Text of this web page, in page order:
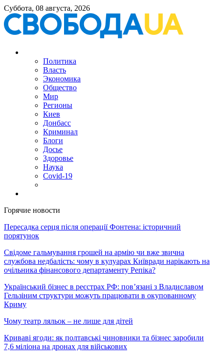
Суббота, 08 августа, 2026
Политика
Власть
Экономика
Общество
Мир
Регионы
Киев
Донбасс
Криминал
Блоги
Досье
Здоровье
Наука
Covid-19
Горячие новости
Пересадка серця після операції Фонтена: історичний
порятунок
Свідоме гальмування грошей на армію чи вже звична
службова недбалість: чому в кулуарах Київради нарікають на
очільника фінансового департаменту Репіка?
Український бізнес в реєстрах РФ: пов’язані з Владиславом
Гельзіним структури можуть працювати в окупованному
Криму
Чому театр ляльок – не лише для дітей
Криваві ягоди: як полтавські чиновники та бізнес заробили
7,6 міліона на дронах для військових